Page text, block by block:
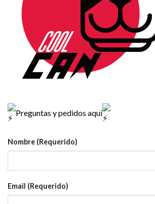
Preguntas y pedidos aquí
Nombre (Requerido)
Email (Requerido)